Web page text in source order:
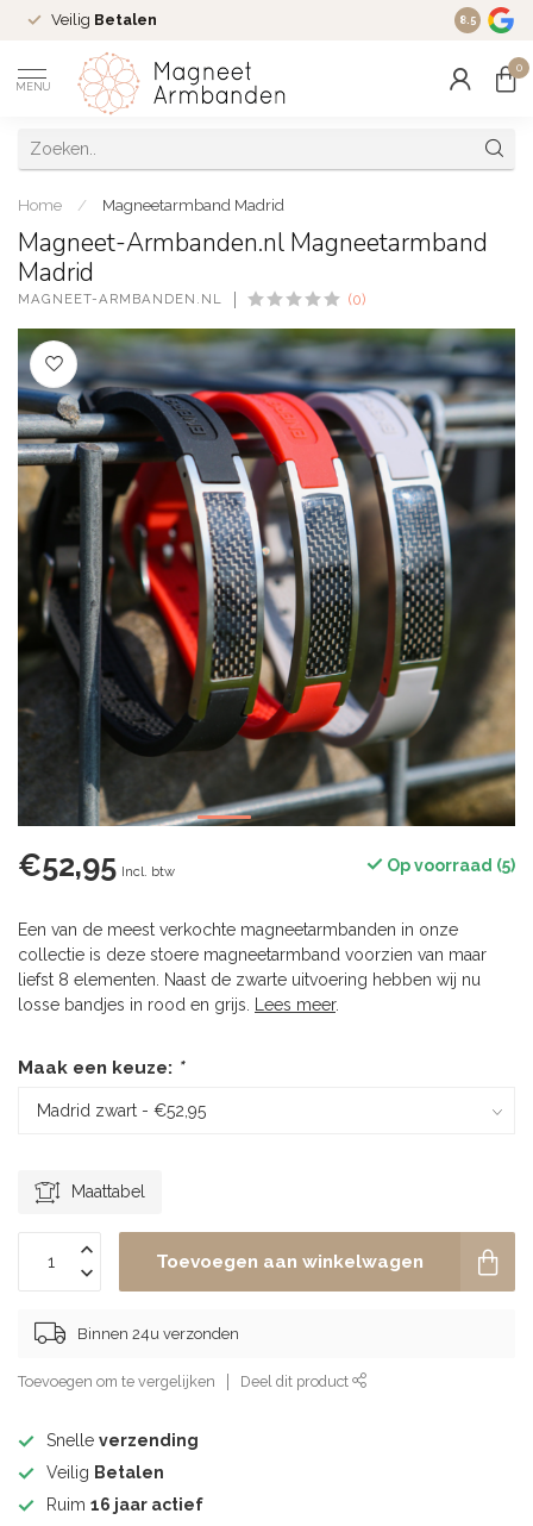
Veilig Betalen Ruim 16
8.5
MENU
0
Home / Magneetarmband Madrid
Magneet-Armbanden.nl Magneetarmband
Madrid
MAGNEET-ARMBANDEN.NL (0)
€52,95 Incl. btw Op voorraad (5)
Een van de meest verkochte magneetarmbanden in onze
collectie is deze stoere magneetarmband voorzien van maar
liefst 8 elementen. Naast de zwarte uitvoering hebben wij nu
losse bandjes in rood en grijs.
Lees meer.
Maak een keuze: *
Maattabel
Toevoegen aan winkelwagen
Binnen 24u verzonden
Toevoegen om te vergelijken Deel dit product
Snelle verzending
Veilig Betalen
Ruim 16 jaar actief